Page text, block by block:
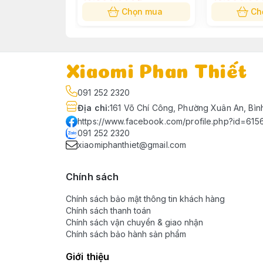
Ưu điểm nổi bật
AFSEA
Thiết kế tinh tế, tối
Xiaomi Google TV A 43 inch
Chọn mua
Xiaomi Phan Thiết
091 252 2320
Địa chỉ:161 Võ Chí Công, Phường Xuân An,
https://www.facebook.com/
091 252 2320
xiaomiphanthiet@gmail.com
Chính sách
Chính sách bảo mật thông tin khách hàng
Chính sách thanh toán
Chính sách vận chuyển & giao nhận
Chính sách bảo hành sản phẩm
Giới thiệu